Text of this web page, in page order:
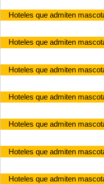
Hoteles que admiten
Hoteles que admiten
Hoteles que admiten
Hoteles que admiten
Hoteles que admiten
Hoteles que admiten
Hoteles que admiten